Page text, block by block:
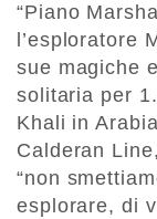
“Piano
l’esploratore
sue magiche
solitaria per
Khali in
Calderan
“non
esplorare, di